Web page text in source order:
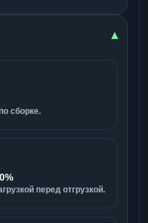
▾
сборке.
перед отгрузкой.